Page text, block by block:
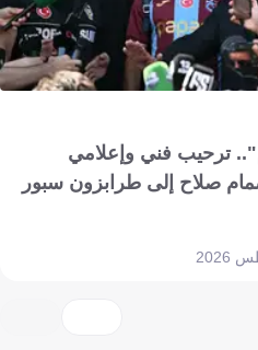
ترحيب فني وإعلامي
صلاح إلى طرابزون سبور